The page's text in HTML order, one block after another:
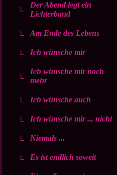
Der Abend legt ein
Lichterband
Am Ende des Lebens
Ich wünsche mir
Ich wünsche mir noch
mehr
Ich wünsche auch
Ich wünsche mir ... nicht
Niemals ...
Es ist endlich soweit